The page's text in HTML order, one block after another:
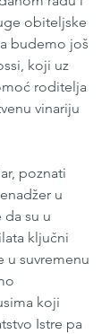
obiteljske
budemo još
koji uz
roditelja
vinariju
poznati
u
su u
ključni
u suvremenu
koji
Istre pa